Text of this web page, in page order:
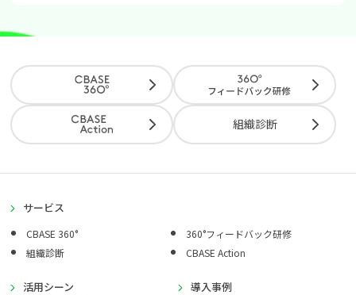
組織診断
サービス
CBASE 360°
360°フィードバック研修
組織診断
CBASE Action
活用シーン
導入事例